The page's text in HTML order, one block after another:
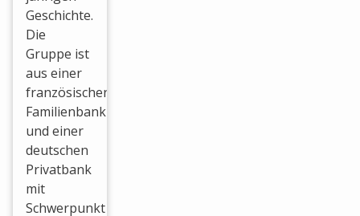
Geschichte.
Die
Gruppe ist
aus einer
französischen
Familienbank
und einer
deutschen
Privatbank
mit
Schwerpunkt